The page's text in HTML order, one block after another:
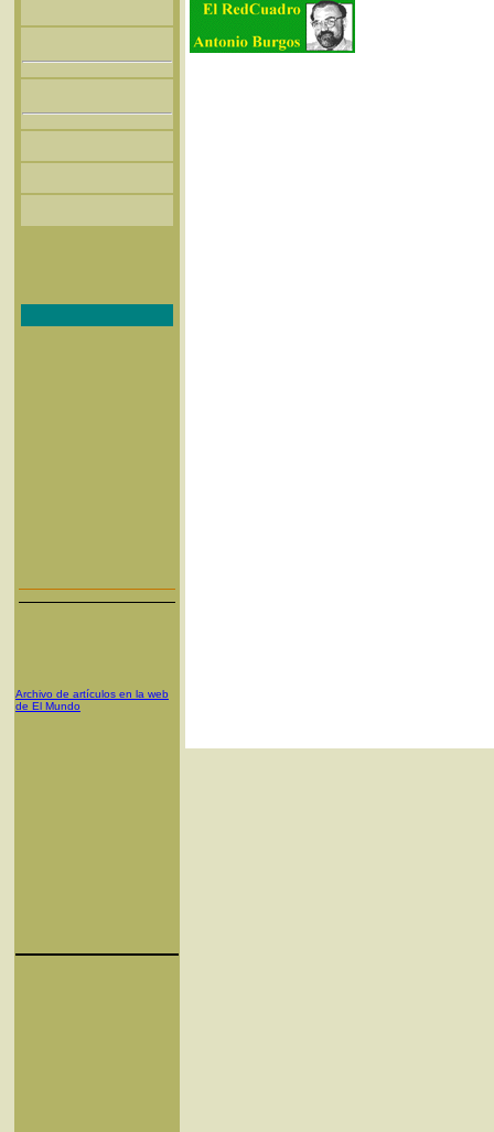
Archivo de artículos en la web
de El Mundo